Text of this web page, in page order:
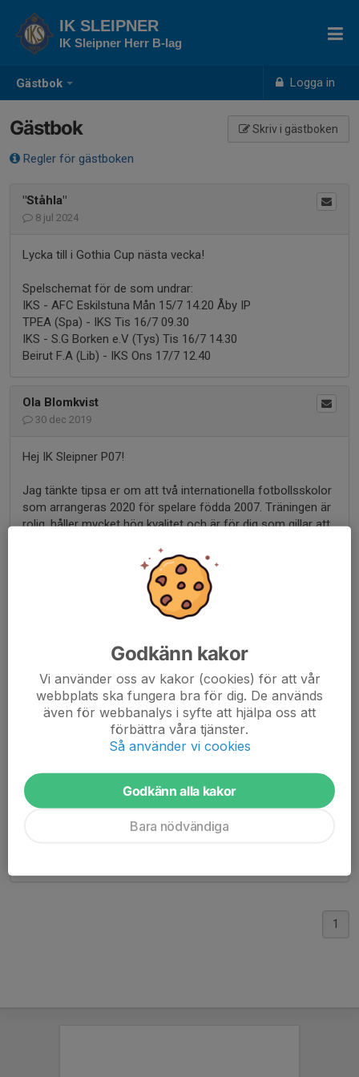
Gästbok Logga in
IK SLEIPNER
IK Sleipner Herr B-lag
Gästbok Skriv i gästboken
Regler för gästboken
"Ståhla"
8 jul 2024
Lycka till i Gothia Cup nästa vecka!
Spelschemat för de som undrar:
IKS - AFC Eskilstuna Mån 15/7 14.20 Åby IP
TPEA (Spa) - IKS Tis 16/7 09.30
IKS - S.G Borken e.V (Tys) Tis 16/7 14.30
Beirut F.A (Lib) - IKS Ons 17/7 12.40
Ola Blomkvist
30 dec 2019
Hej IK Sleipner P07!
Jag tänkte tipsa er om att två internationella fotbollsskolor
som arrangeras 2020 för spelare födda 2007. Träningen är
rolig, håller mycket hög kvalitet och är för dig som gillar att
Dinamo Zagreb som har en av världens främsta
ungdomsakademier håller en fotbollskola på Stockhagens
IP, Stockholm på påsklovet. Perfekt för dig som vill komma
i form till vårsäsongen med klubbens akademicoacher.
Grupper för både utespelare och målvakter. Läs mer på:
http://www.dzsweden.com
Real Madrid kommer till Stockholm för 6:e året och håller
sin populära fotbollsskola på Djursholms IP v32. Varje år
deltar hundratals spelare från hela landet. Grupper för
utespelare och målvakter. Läs mer på
Varmt välkomna alla spelare i IK Sleipner P07!
1
Godkänn kakor
Vi använder oss av kakor (cookies) för att vår
webbplats ska fungera bra för dig. De används
även för webbanalys i syfte att hjälpa oss att
förbättra våra tjänster.
Så använder vi cookies
Godkänn alla kakor
Bara nödvändiga